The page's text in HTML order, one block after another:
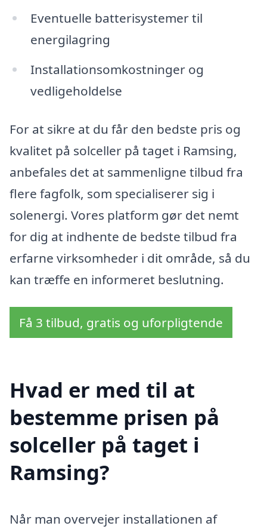
Eventuelle batterisystemer til
energilagring
Installationsomkostninger og
vedligeholdelse
For at sikre at du får den bedste pris og
kvalitet på solceller på taget i Ramsing,
anbefales det at sammenligne tilbud fra
flere fagfolk, som specialiserer sig i
solenergi. Vores platform gør det nemt
for dig at indhente de bedste tilbud fra
erfarne virksomheder i dit område, så du
kan træffe en informeret beslutning.
Få 3 tilbud, gratis og uforpligtende
Hvad er med til at
bestemme prisen på
solceller på taget i
Ramsing?
Når man overvejer installationen af